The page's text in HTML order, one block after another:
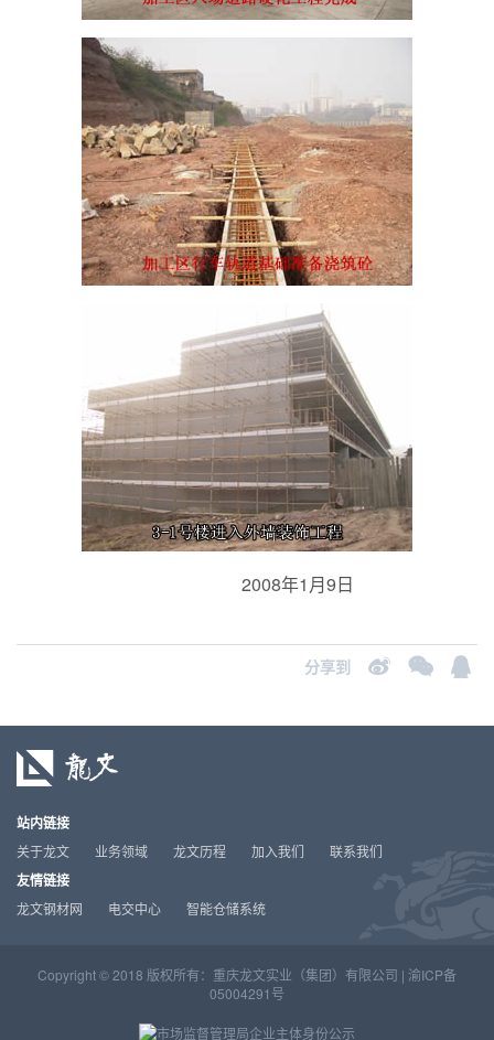
2008年1月9日
分享到
站内链接
关于龙文 业务领域 龙文历程 加入我们 联系我们
友情链接
龙文钢材网 电交中心 智能仓储系统
Copyright © 2018 版权所有：重庆龙文实业（集团）有限公司 | 渝ICP备
05004291号